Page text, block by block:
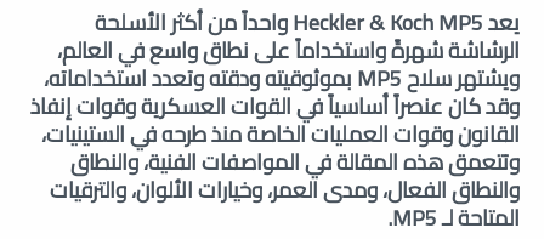
يعد Heckler & Koch MP5 واحداً من أكثر الأسلحة
الرشاشة شهرةً واستخداماً على نطاق واسع في العالم،
ويشتهر سلاح MP5 بموثوقيته ودقته وتعدد استخداماته،
وقد كان عنصراً أساسياً في القوات العسكرية وقوات إنفاذ
القانون وقوات العمليات الخاصة منذ طرحه في الستينيات،
وتتعمق هذه المقالة في المواصفات الفنية، والنطاق
والنطاق الفعال، ومدى العمر، وخيارات الألوان، والترقيات
المتاحة لـ MP5.